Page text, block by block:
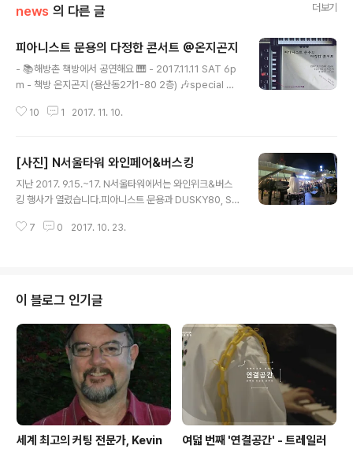
news 의 다른 글 더보기
피아니스트 문용의 다정한 콘서트 @온지곤지
- 📚해방촌 책방에서 공연해요 🎹 - 2017.11.11 SAT 6p
m - 책방 온지곤지 (용산동2가1-80 2층) 🎶special gu
다 ! *입장료 없음 *선착순 30명+a 빼빼로 드림🍫 *주차
#해방촌지금
10 1 2017. 11. 10.
[사진] N서울타워 와인페어&버스킹
지난 2017. 9.15.~17. N서울타워에서는 와인위크&버스
킹 행사가 열렸습니다.피아니스트 문용과 DUSKY80, So
연,다채로운 콜라보레이션 무대를 만들었습니다. [관련글]
촬영을 놓치지 않은 타라님께 감사의 말씀을 드립니다. N
서울타워 와인위크&버스킹 2017. 9.15.~17. [출연] 피아
니스트 문용 DUSKY80 Sonia & Wael 산하 버블시스터
즈 랑쑈 김주은 [STAFF] 영상 감독 이지안 음향 감독 차석
현 공연 기획 TAra 행사 주..
7 0 2017. 10. 23.
이 블로그 인기글
세계 최고의 커팅 전문가, Kevin
여덟 번째 '연결공간' - 트레일러